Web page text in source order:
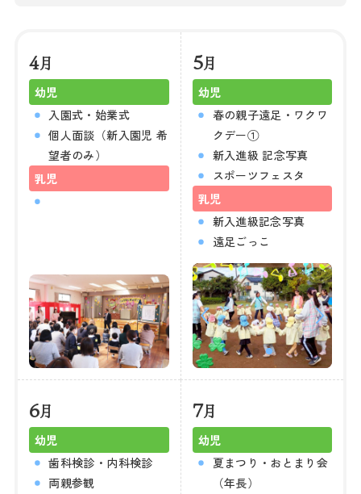
4月
幼児
入園式・始業式
個人面談（新入園児 希
望者のみ）
乳児
5月
幼児
春の親子遠足・ワクワ
クデー①
新入進級 記念写真
スポーツフェスタ
乳児
新入進級記念写真
遠足ごっこ
6月
幼児
歯科検診・内科検診
両親参観
7月
幼児
夏まつり・おとまり会
（年長）